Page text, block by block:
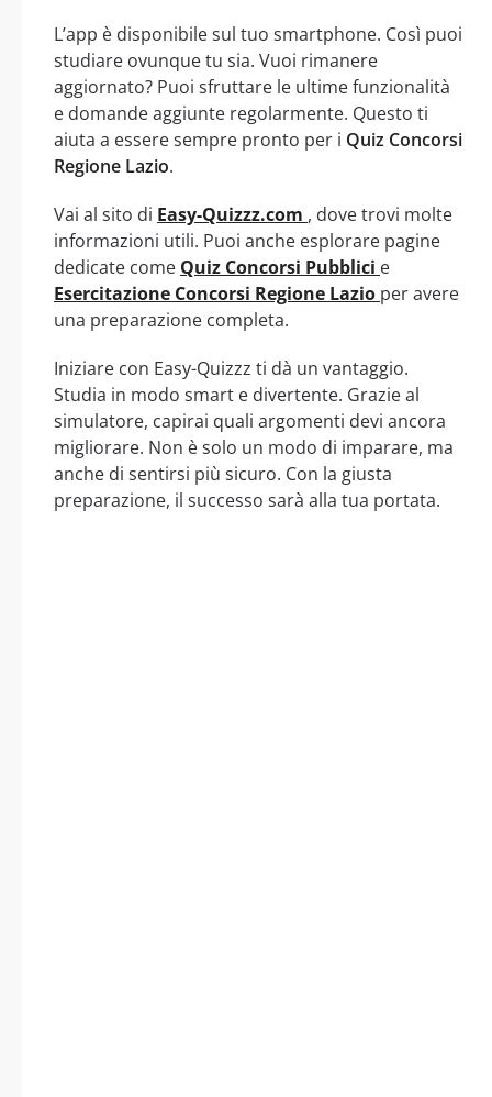
L’app è disponibile sul tuo smartphone. Così puoi
studiare ovunque tu sia. Vuoi rimanere
aggiornato? Puoi sfruttare le ultime funzionalità
e domande aggiunte regolarmente. Questo ti
aiuta a essere sempre pronto per i Quiz Concorsi
Regione Lazio.
Vai al sito di Easy-Quizzz.com , dove trovi molte
informazioni utili. Puoi anche esplorare pagine
dedicate come Quiz Concorsi Pubblici e
Esercitazione Concorsi Regione Lazio per avere
una preparazione completa.
Iniziare con Easy-Quizzz ti dà un vantaggio.
Studia in modo smart e divertente. Grazie al
simulatore, capirai quali argomenti devi ancora
migliorare. Non è solo un modo di imparare, ma
anche di sentirsi più sicuro. Con la giusta
preparazione, il successo sarà alla tua portata.